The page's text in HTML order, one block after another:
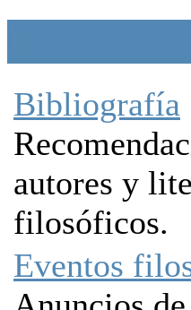
Bibliografía
autores y
filosóficos.
Eventos